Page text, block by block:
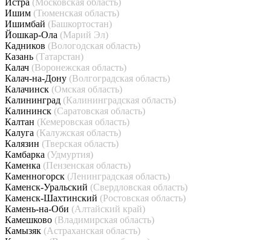
Истра (Московская область)
Ишим (Тюменская область)
Ишимбай (Башкортостан)
Йошкар-Ола (Марий Эл)
Кадников (Вологодская область)
Казань (Татарстан)
Калач (Воронежская область)
Калач-на-Дону (Волгоградская область)
Калачинск (Омская область)
Калининград (Калининградская область)
Калининск (Саратовская область)
Калтан (Кемеровская область)
Калуга (Калужская область)
Калязин (Тверская область)
Камбарка (Удмуртия)
Каменка (Пензенская область)
Каменногорск (Ленинградская область)
Каменск-Уральский (Свердловская область)
Каменск-Шахтинский (Ростовская область)
Камень-на-Оби (Алтайский край)
Камешково (Владимирская область)
Камызяк (Астраханская область)